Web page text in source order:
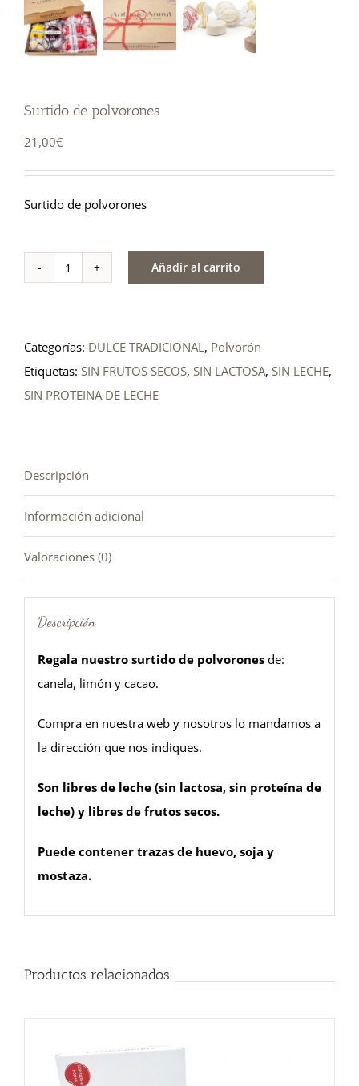
Surtido de polvorones
21,00€
Surtido de polvorones
Surtido
cantidad
Añadir al carrito
Categorías: DULCE TRADICIONAL, Polvorón
Etiquetas: SIN FRUTOS SECOS, SIN LACTOSA, SIN LECHE,
SIN PROTEINA DE LECHE
Descripción
Información adicional
Valoraciones (0)
Descripción
Regala nuestro surtido de polvoronesde:
canela, limón y cacao.
Compra en nuestra web y nosotros lo mandamos a
la dirección que nos indiques.
Son libres de leche (sin lactosa, sin proteína de
leche) y libres de frutos secos.
Puede contener trazas de huevo, soja y
mostaza.
Productos relacionados